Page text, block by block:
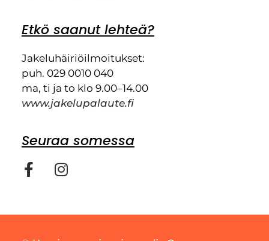
Etkö saanut lehteä?
Jakeluhäiriöilmoitukset:
puh. 029 0010 040
ma, ti ja to klo 9.00–14.00
www.jakelupalaute.fi
Seuraa somessa